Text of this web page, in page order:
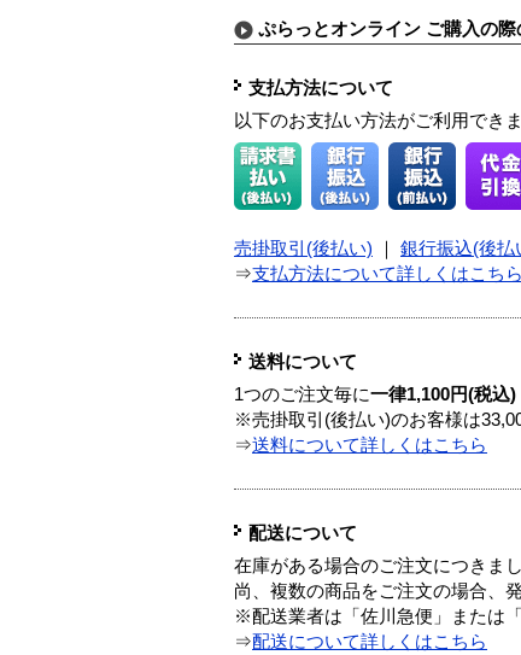
ぷらっとオンライン ご購入の際
支払方法について
以下のお支払い方法がご利用できま
売掛取引(後払い) 銀行振込(後払
⇒支払方法について詳しくはこちら
送料について
1つのご注文毎に一律1,100円(税込)
※売掛取引(後払い)のお客様は
⇒送料について詳しくはこちら
配送について
在庫がある場合のご注文につきま
尚、複数の商品をご注文の場合、
※配送業者は「佐川急便」または
⇒配送について詳しくはこちら